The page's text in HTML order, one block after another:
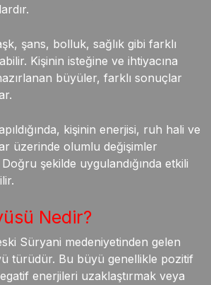
şans, bolluk, sağlık gibi farklı
Kişinin isteğine ve ihtiyacına
büyüler, farklı sonuçlar
kişinin enerjisi, ruh hali ve
üzerinde olumlu değişimler
şekilde uygulandığında etkili
Nedir?
Süryani medeniyetinden gelen
türüdür. Bu büyü genellikle pozitif
enerjileri uzaklaştırmak veya